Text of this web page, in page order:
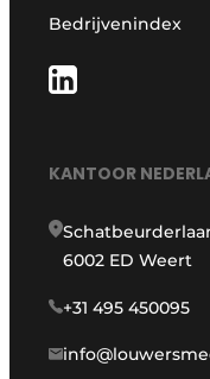
Bedrijvenindex
KANTOOR
6002 ED Weert
+31 495 450095